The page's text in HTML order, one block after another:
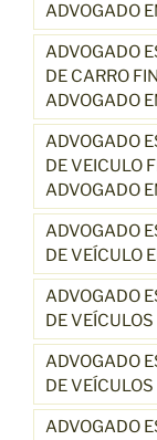
ADVOGADO
ADVOGADO
DE CARRO
ADVOGADO
ADVOGADO
DE VEICULO
ADVOGADO
ADVOGADO
DE VEÍCULO
ADVOGADO
DE
ADVOGADO
DE
ADVOGADO